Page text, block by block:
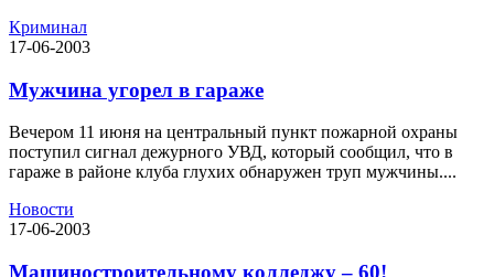
Криминал
17-06-2003
Мужчина угорел в гараже
Вечером 11 июня на центральный пункт пожарной охраны
поступил сигнал дежурного УВД, который сообщил, что в
гараже в районе клуба глухих обнаружен труп мужчины....
Новости
17-06-2003
Машиностроительному колледжу – 60!